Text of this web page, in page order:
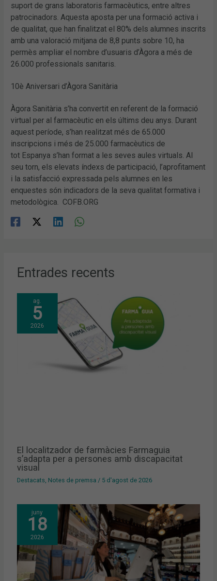
suport de grans laboratoris farmacèutics, entre altres
patrocinadors. Aquesta aposta per una formació activa i
de qualitat, que han finalitzat el 80% dels alumnes inscrits
amb una valoració mitjana de 8,8 punts sobre 10, ha
permès ampliar el nombre d’usuaris d’Àgora a més de
26.000 professionals sanitaris.
10è Aniversari d’Àgora Sanitària
Àgora Sanitària s’ha convertit en referent de la formació
virtual per al farmacèutic en els últims deu anys. Durant
aquest període, s’han realitzat més de 65.000
inscripcions i més de 25.000 farmacèutics de
tot Espanya s’han format a les seves aules virtuals. Al
seu torn, els elevats índexs de participació, l’aprofitament
i la satisfacció expressada pels alumnes en les
enquestes són indicadors de la seva qualitat formativa i
metodològica. COFB.ORG
Entrades recents
ag.
5
2026
El localitzador de farmàcies Farmaguia
s’adapta per a persones amb discapacitat
visual
Destacats Notes de premsa / 5 d'agost de 2026
juny
18
2026